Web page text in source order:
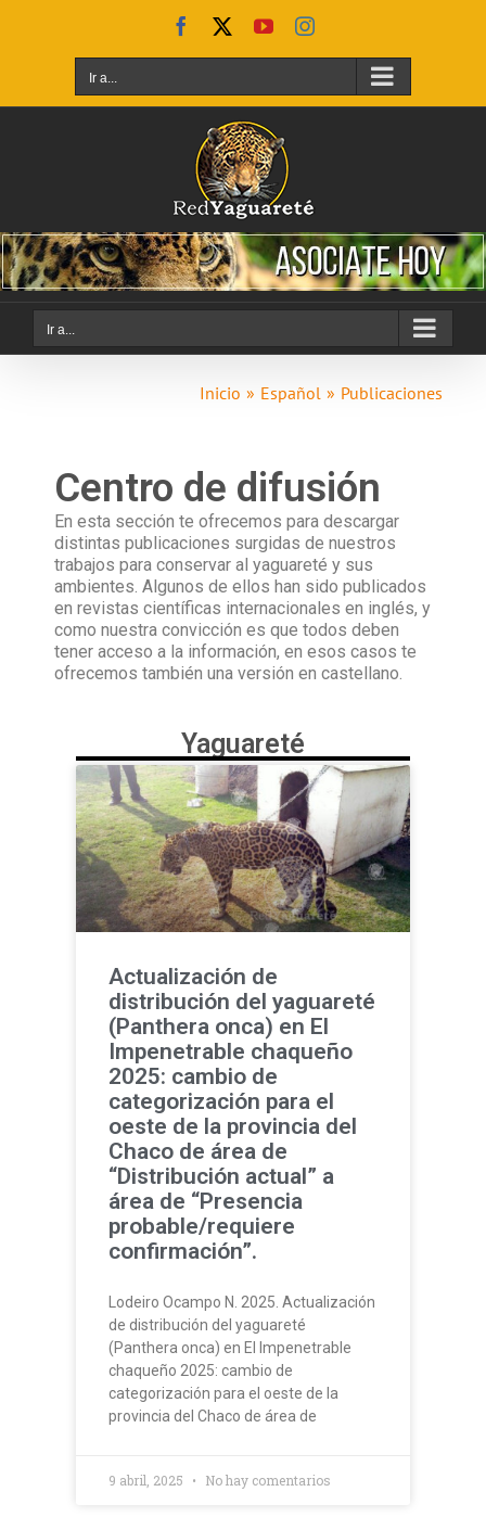
Ir a...
Ir a...
Inicio Español Publicaciones
Centro de difusión
En esta sección te ofrecemos para descargar
distintas publicaciones surgidas de nuestros
trabajos para conservar al yaguareté y sus
ambientes. Algunos de ellos han sido publicados
en revistas científicas internacionales en inglés, y
como nuestra convicción es que todos deben
tener acceso a la información, en esos casos te
ofrecemos también una versión en castellano.
Yaguareté
Actualización de
distribución del yaguareté
(Panthera onca) en El
Impenetrable chaqueño
2025: cambio de
categorización para el
oeste de la provincia del
Chaco de área de
“Distribución actual” a
área de “Presencia
probable/requiere
confirmación”.
Lodeiro Ocampo N. 2025. Actualización
de distribución del yaguareté
(Panthera onca) en El Impenetrable
chaqueño 2025: cambio de
categorización para el oeste de la
provincia del Chaco de área de
9 abril, 2025 No hay comentarios